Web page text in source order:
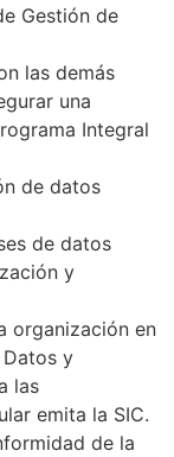
Gestión de
las demás
una
Integral
de datos
de datos
y
organización en
Datos y
las
emita la SIC.
de la